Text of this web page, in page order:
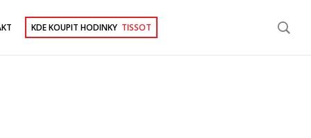
KDE KOUPIT HODINKY TISSOT